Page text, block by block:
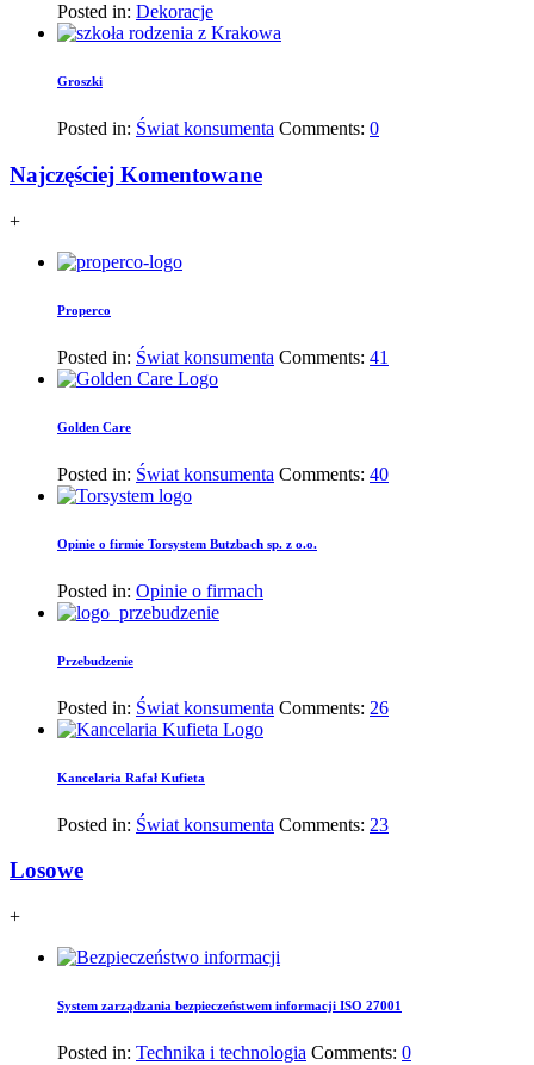
Posted in: Dekoracje
Groszki
Posted in: Świat konsumenta Comments: 0
Najczęściej Komentowane
+
Properco
Posted in: Świat konsumenta Comments: 41
Golden Care
Posted in: Świat konsumenta Comments: 40
Opinie o firmie Torsystem Butzbach sp. z o.o.
Posted in: Opinie o firmach
Przebudzenie
Posted in: Świat konsumenta Comments: 26
Kancelaria Rafał Kufieta
Posted in: Świat konsumenta Comments: 23
Losowe
+
System zarządzania bezpieczeństwem informacji ISO 27001
Posted in: Technika i technologia Comments: 0